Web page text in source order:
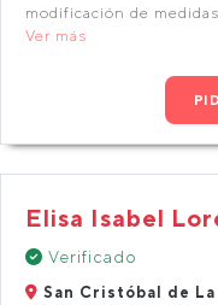
modificación de
Ver más
Elisa Isabel
Verificado
San Cristóbal de